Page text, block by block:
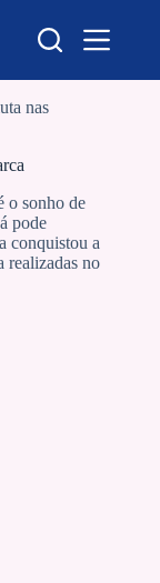
nas
o sonho de
pode
conquistou a
realizadas no